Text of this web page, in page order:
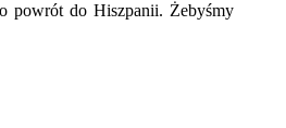
powrót do Hiszpanii. Żebyśmy